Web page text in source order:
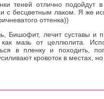
теней отлично подойдут в
с бесцветным лаком. Я же
оттенка))
Бишофит, лечит суставы и
мазь от целлюлита.
в пленку и походить,
кровоток в местах, но